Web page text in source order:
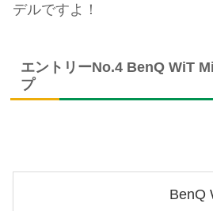
デルですよ！
エントリーNo.4 BenQ WiT
プ
BenQ